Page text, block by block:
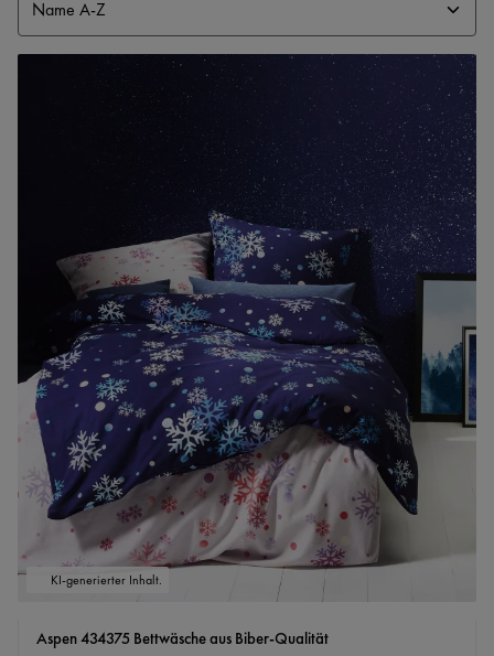
KI-generierter Inhalt.
Aspen 434375 Bettwäsche aus Biber-Qualität